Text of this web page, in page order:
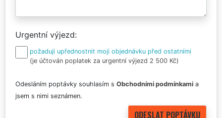
Urgentní výjezd
požaduji upřednostnit moji objednávku před ostatními
(je účtován poplatek za urgentní výjezd 2 500 Kč)
Odesláním poptávky souhlasím s Obchodními podmínkami a
jsem s nimi seznámen.